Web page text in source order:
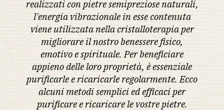
realizzati con pietre semipreziose naturali,
l'energia vibrazionale in esse contenuta
viene utilizzata nella cristalloterapia per
migliorare il nostro benessere fisico,
emotivo e spirituale. Per beneficiare
appieno delle loro proprietà, è essenziale
purificarle e ricaricarle regolarmente. Ecco
alcuni metodi semplici ed efficaci per
purificare e ricaricare le vostre pietre.